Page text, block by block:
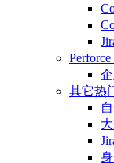
其它热